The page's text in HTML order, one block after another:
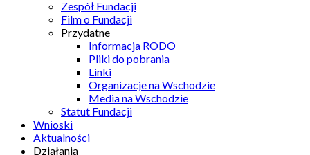
Zespół Fundacji
Film o Fundacji
Przydatne
Informacja RODO
Pliki do pobrania
Linki
Organizacje na Wschodzie
Media na Wschodzie
Statut Fundacji
Wnioski
Aktualności
Działania